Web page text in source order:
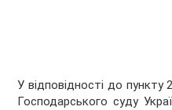
У відповідності до
Господарського суду